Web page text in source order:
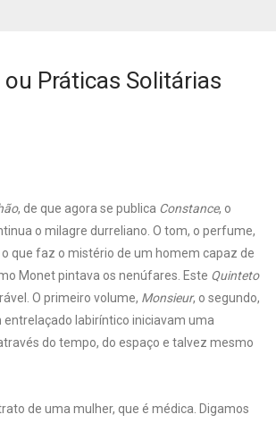
Práticas Solitárias
, de que agora se publica Constance, o
o milagre durreliano. O tom, o perfume,
o que faz o mistério de um homem capaz de
Monet pintava os nenúfares. Este Quinteto
O primeiro volume, Monsieur, o segundo,
entrelaçado labiríntico iniciavam uma
do tempo, do espaço e talvez mesmo
de uma mulher, que é médica. Digamos